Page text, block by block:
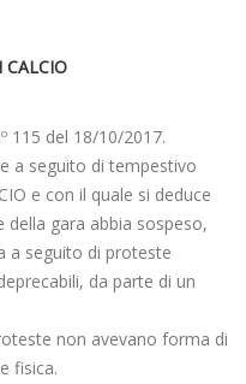
CALCIO
115 del 18/10/2017.
a seguito di tempestivo
e con il quale si deduce
della gara abbia sospeso,
a seguito di proteste
da parte di un
non avevano forma di
fisica.